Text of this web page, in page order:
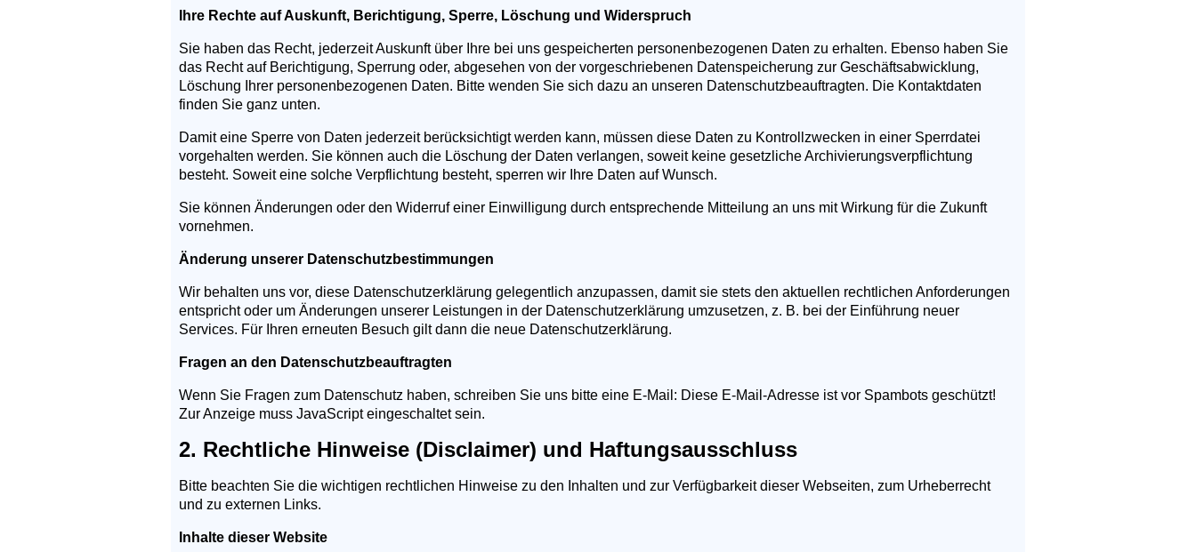
Ihre Rechte auf Auskunft, Berichtigung, Sperre, Löschung und Widerspruch
Sie haben das Recht, jederzeit Auskunft über Ihre bei uns gespeicherten personenbezogenen Daten zu erhalten. Ebenso haben Sie
das Recht auf Berichtigung, Sperrung oder, abgesehen von der vorgeschriebenen Datenspeicherung zur Geschäftsabwicklung,
Löschung Ihrer personenbezogenen Daten. Bitte wenden Sie sich dazu an unseren Datenschutzbeauftragten. Die Kontaktdaten
finden Sie ganz unten.
Damit eine Sperre von Daten jederzeit berücksichtigt werden kann, müssen diese Daten zu Kontrollzwecken in einer Sperrdatei
vorgehalten werden. Sie können auch die Löschung der Daten verlangen, soweit keine gesetzliche Archivierungsverpflichtung
besteht. Soweit eine solche Verpflichtung besteht, sperren wir Ihre Daten auf Wunsch.
Sie können Änderungen oder den Widerruf einer Einwilligung durch entsprechende Mitteilung an uns mit Wirkung für die Zukunft
vornehmen.
Änderung unserer Datenschutzbestimmungen
Wir behalten uns vor, diese Datenschutzerklärung gelegentlich anzupassen, damit sie stets den aktuellen rechtlichen Anforderungen
entspricht oder um Änderungen unserer Leistungen in der Datenschutzerklärung umzusetzen, z. B. bei der Einführung neuer
Services. Für Ihren erneuten Besuch gilt dann die neue Datenschutzerklärung.
Fragen an den Datenschutzbeauftragten
Wenn Sie Fragen zum Datenschutz haben, schreiben Sie uns bitte eine E-Mail: Diese E-Mail-Adresse ist vor Spambots geschützt!
Zur Anzeige muss JavaScript eingeschaltet sein.
2. Rechtliche Hinweise (Disclaimer) und Haftungsausschluss
Bitte beachten Sie die wichtigen rechtlichen Hinweise zu den Inhalten und zur Verfügbarkeit dieser Webseiten, zum Urheberrecht
und zu externen Links.
Inhalte dieser Website